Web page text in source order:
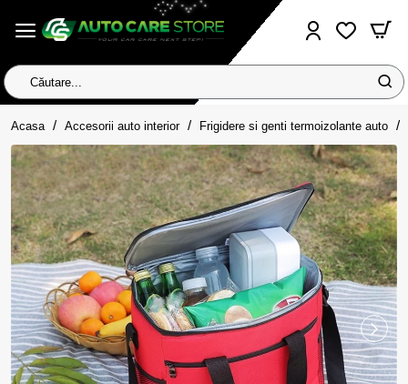
Căutare...
Acasa homeAccesorii auto interior Frigidere si genti termoizolante auto